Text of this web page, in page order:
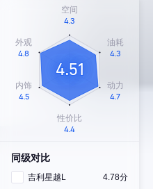
同级对比
吉利星越L
4.78分